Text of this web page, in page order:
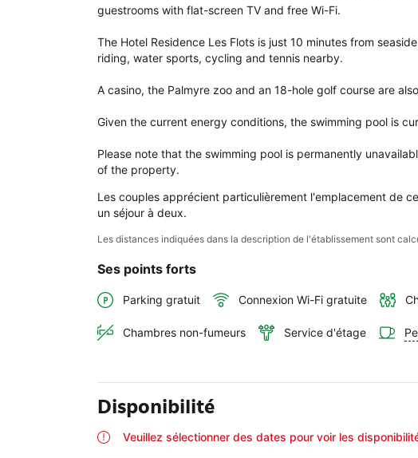
Résidence
Flots.
guestrooms with flat-screen TV and free Wi-Fi.
The Hotel Residence Les Flots is just 10 minutes from
riding, water sports, cycling and tennis nearby.
A casino, the Palmyre zoo and an 18-hole golf course are
Given the current energy conditions, the swimming pool is
Please note that the swimming pool is permanently
of the property.
Les couples apprécient particulièrement l'emplacement de
un séjour à deux.
Les distances indiquées dans la description de l'établissement sont
Ses points forts
Parking gratuit Connexion Wi-Fi gratuite
Chambres non-fumeurs Service d'étage
Disponibilité
Veuillez sélectionner des dates pour voir les